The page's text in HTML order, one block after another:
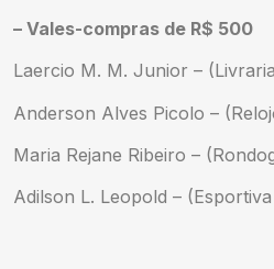
– Vales-compras de R$ 500
Laercio M. M. Junior –
Anderson Alves Picolo –
Maria Rejane Ribeiro –
Adilson L. Leopold –